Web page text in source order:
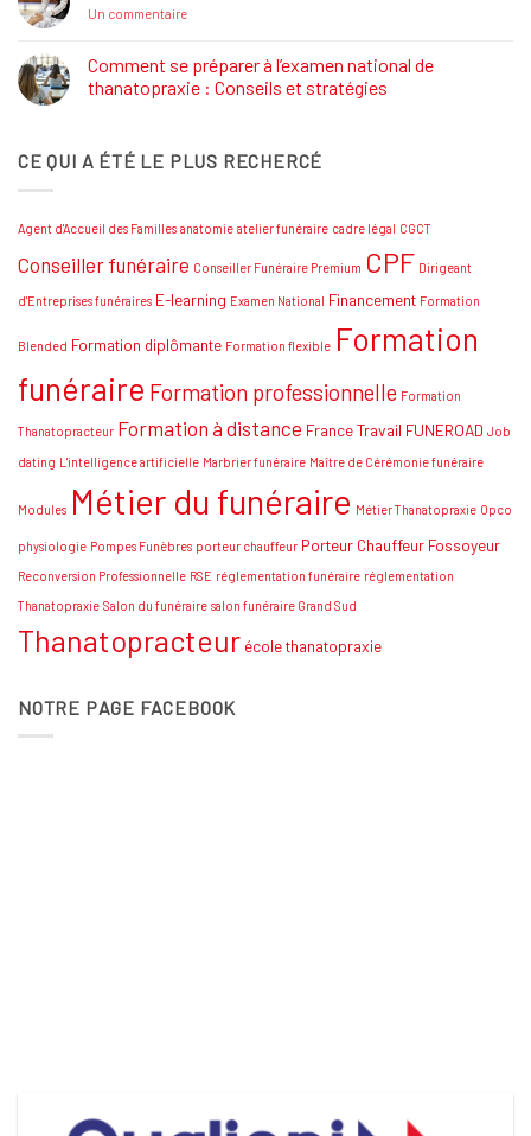
Salon
SUD
Un commentairesur
Réaliser
votre
rêve
Comment se préparer à l’examen national de
thanatopraxie : Conseils et stratégies
Comment
se
national
thanatopraxie
Conseils
CE QUI A ÉTÉ LE PLUS RECHERCÉ
Agent d'Accueil des Familles anatomie atelier funéraire cadre légal CGCT
Conseiller funéraire Conseiller Funéraire Premium CPF Dirigeant
d'Entreprises funéraires E-learning Examen National Financement Formation
Blended Formation diplômante Formation flexible Formation
funéraire Formation professionnelle Formation
Thanatopracteur Formation à distance France Travail FUNEROAD Job
dating L'intelligence artificielle Marbrier funéraire Maître de Cérémonie funéraire
Modules Métier du funéraire Métier Thanatopraxie Opco
physiologie Pompes Funèbres porteur chauffeur Porteur Chauffeur Fossoyeur
Reconversion Professionnelle RSE réglementation funéraire réglementation
Thanatopraxie Salon du funéraire salon funéraire Grand Sud
Thanatopracteur école thanatopraxie
NOTRE PAGE FACEBOOK